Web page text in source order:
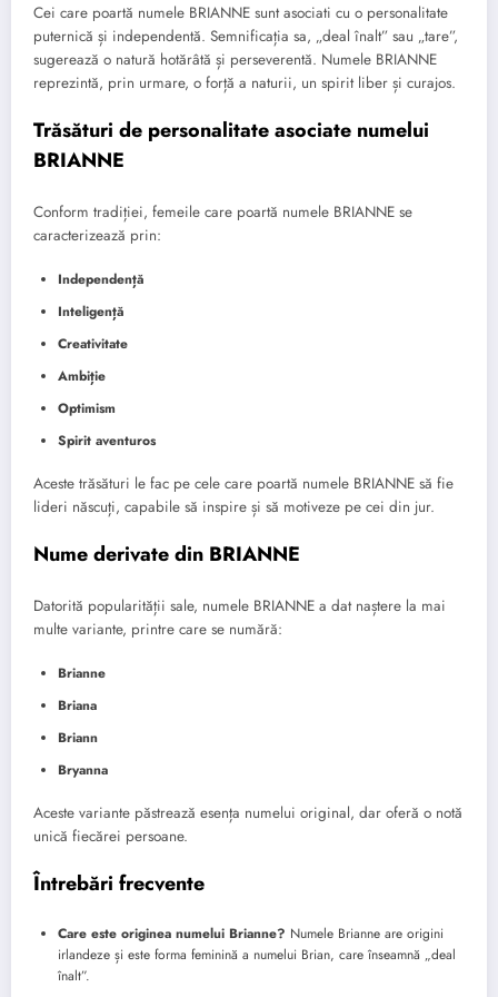
Cei care poartă numele BRIANNE sunt asociati cu o personalitate
puternică și independentă. Semnificația sa, „deal înalt” sau „tare”,
sugerează o natură hotărâtă și perseverentă. Numele BRIANNE
reprezintă, prin urmare, o forță a naturii, un spirit liber și curajos.
Trăsături de personalitate asociate numelui
BRIANNE
Conform tradiției, femeile care poartă numele BRIANNE se
caracterizează prin:
Independență
Inteligență
Creativitate
Ambiție
Optimism
Spirit aventuros
Aceste trăsături le fac pe cele care poartă numele BRIANNE să fie
lideri născuți, capabile să inspire și să motiveze pe cei din jur.
Nume derivate din BRIANNE
Datorită popularității sale, numele BRIANNE a dat naștere la mai
multe variante, printre care se numără:
Brianne
Briana
Briann
Bryanna
Aceste variante păstrează esența numelui original, dar oferă o notă
unică fiecărei persoane.
Întrebări frecvente
Care este originea numelui Brianne? Numele Brianne are origini
irlandeze și este forma feminină a numelui Brian, care înseamnă „deal
înalt”.